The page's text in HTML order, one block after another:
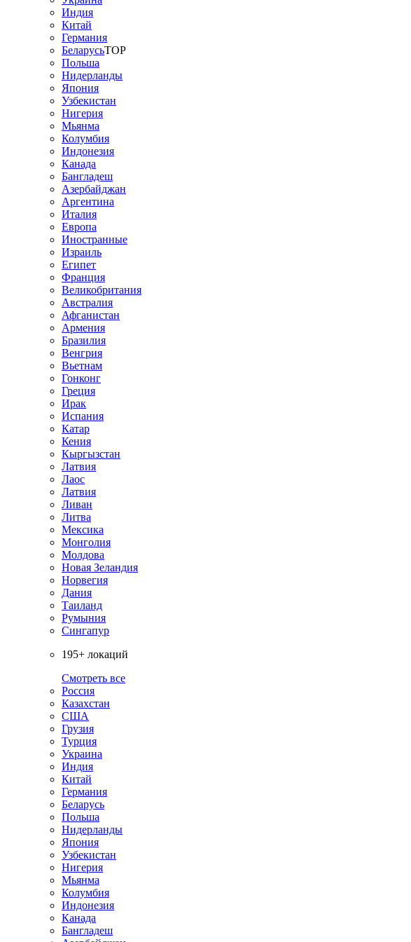
Индия
Китай
Германия
БеларусьTOP
Польша
Нидерланды
Япония
Узбекистан
Нигерия
Мьянма
Колумбия
Индонезия
Канада
Бангладеш
Азербайджан
Аргентина
Италия
Европа
Иностранные
Израиль
Египет
Франция
Великобритания
Австралия
Афганистан
Армения
Бразилия
Венгрия
Вьетнам
Гонконг
Греция
Ирак
Испания
Катар
Кения
Кыргызстан
Латвия
Лаос
Латвия
Ливан
Литва
Мексика
Монголия
Молдова
Новая Зеландия
Норвегия
Дания
Таиланд
Румыния
Сингапур
195+ локаций
Смотреть все
Россия
Казахстан
США
Грузия
Турция
Украина
Индия
Китай
Германия
Беларусь
Польша
Нидерланды
Япония
Узбекистан
Нигерия
Мьянма
Колумбия
Индонезия
Канада
Бангладеш